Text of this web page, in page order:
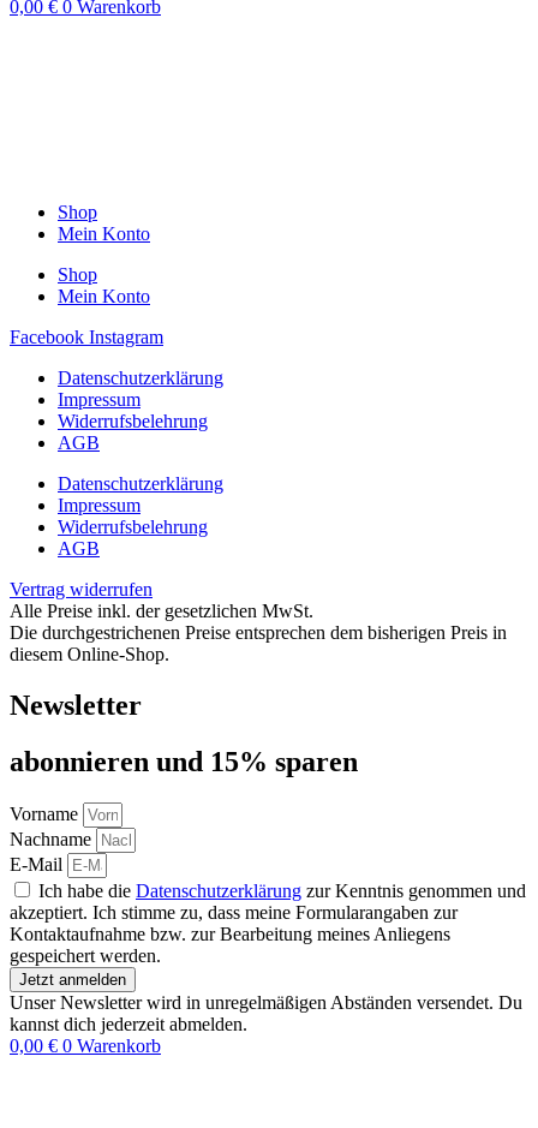
0,00 € 0 Warenkorb
Shop
Mein Konto
Shop
Mein Konto
Facebook Instagram
Datenschutzerklärung
Impressum
Widerrufsbelehrung
AGB
Datenschutzerklärung
Impressum
Widerrufsbelehrung
AGB
Vertrag widerrufen
Alle Preise inkl. der gesetzlichen MwSt.
Die durchgestrichenen Preise entsprechen dem bisherigen Preis in
diesem Online-Shop.
Newsletter
abon­nie­ren und 15% sparen
Vorname
Nachname
E-Mail
Ich habe die Datenschutzerklärung zur Kenntnis genommen und
akzeptiert. Ich stimme zu, dass meine Formularangaben zur
Kontaktaufnahme bzw. zur Bearbeitung meines Anliegens
gespeichert werden.
Jetzt anmelden
Unser Newsletter wird in unregelmäßigen Abständen versendet. Du
kannst dich jederzeit abmelden.
0,00 € 0 Warenkorb